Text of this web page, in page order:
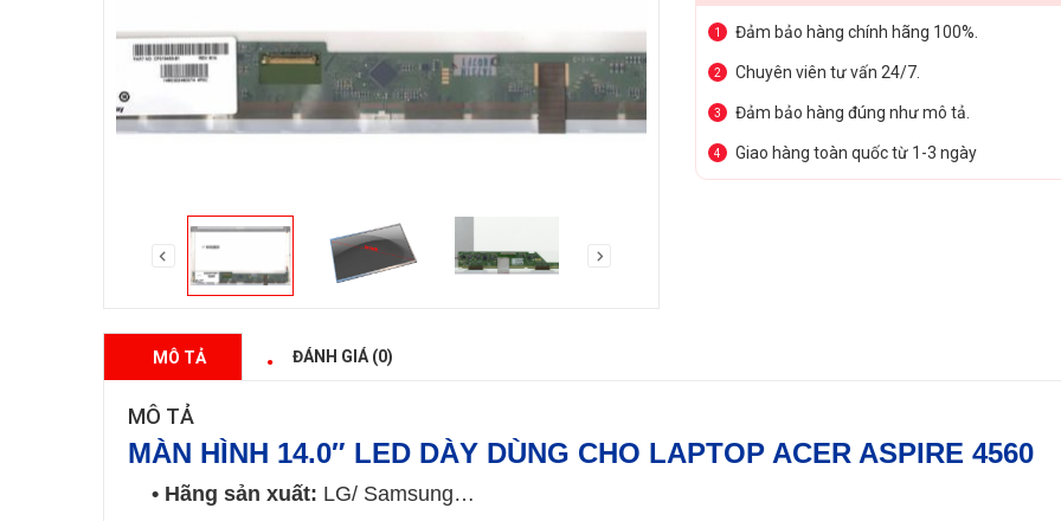
1 Đảm bảo hàng chính hãng 100%.
2 Chuyên viên tư vấn 24/7.
3 Đảm bảo hàng đúng như mô tả.
4 Giao hàng toàn quốc từ 1-3 ngày
MÔ TẢ ĐÁNH GIÁ (0)
MÔ TẢ
MÀN HÌNH 14.0″ LED DÀY DÙNG CHO LAPTOP ACER ASPIRE 4560
• Hãng sản xuất: LG/ Samsung…